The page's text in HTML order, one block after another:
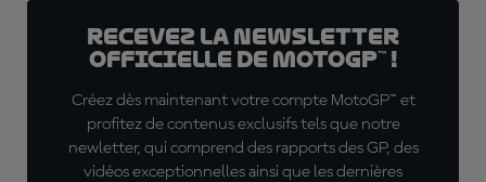
Recevez la Newsletter
officielle de MotoGP™ !
Créez dès maintenant votre compte MotoGP™ et
profitez de contenus exclusifs tels que notre
newletter, qui comprend des rapports des GP, des
vidéos exceptionnelles ainsi que les dernières